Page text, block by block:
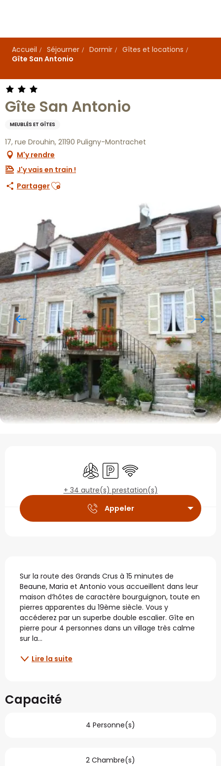
principal
Accueil
Séjourner Dormir
Gîtes et locations
Gîte San Antonio
Gîte San Antonio
MEUBLÉS ET GÎTES
17, rue Drouhin, 21190 Puligny-Montrachet
M'y rendre
J'y vais en train !
PartagerAjouter aux favoris
Ouverture et
Air conditionné
ParkingWiFi
+ 34 autre(s) prestation(s)
Appeler
Description
Sur la route des Grands Crus à 15 minutes de
Beaune, Maria et Antonio vous accueillent dans leur
maison d’hôtes de caractère bourguignon, toute en
pierres apparentes du 19ème siècle. Vous y
accéderez par un superbe double escalier. Gîte en
pierre pour 4 personnes dans un village très calme
sur la...
Lire la suite
Capacité
4 Personne(s)
2 Chambre(s)